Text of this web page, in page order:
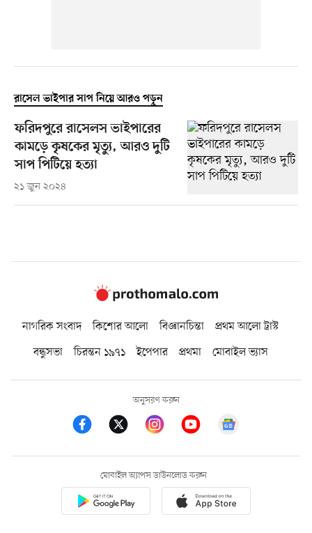
রাসেল ভাইপার সাপ নিয়ে আরও পড়ুন
ফরিদপুরে রাসেলস ভাইপারের
কামড়ে কৃষকের মৃত্যু, আরও দুটি
সাপ পিটিয়ে হত্যা
২১ জুন ২০২৪
নাগরিক সংবাদ কিশোর আলো বিজ্ঞানচিন্তা
প্রথম আলো ট্রাস্ট
বন্ধুসভা
চিরন্তন ১৯৭১ ইপেপার প্রথমা মোবাইল ভ্যাস
অনুসরণ করুন
মোবাইল অ্যাপস ডাউনলোড করুন